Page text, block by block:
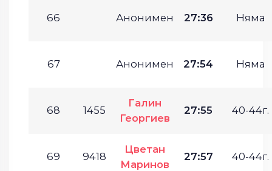
66 Анонимен 27:36 Няма
67 Анонимен 27:54 Няма
68 1455
Галин
Георгиев
27:55 40-44г.
69 9418
Цветан
Маринов
27:57 40-44г.